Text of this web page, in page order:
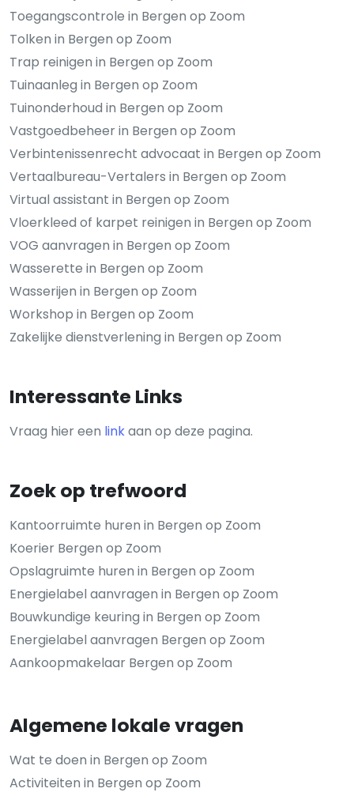
Toegangscontrole in Bergen op Zoom
Tolken in Bergen op Zoom
Trap reinigen in Bergen op Zoom
Tuinaanleg in Bergen op Zoom
Tuinonderhoud in Bergen op Zoom
Vastgoedbeheer in Bergen op Zoom
Verbintenissenrecht advocaat in Bergen op Zoom
Vertaalbureau-Vertalers in Bergen op Zoom
Virtual assistant in Bergen op Zoom
Vloerkleed of karpet reinigen in Bergen op Zoom
VOG aanvragen in Bergen op Zoom
Wasserette in Bergen op Zoom
Wasserijen in Bergen op Zoom
Workshop in Bergen op Zoom
Zakelijke dienstverlening in Bergen op Zoom
Interessante Links
Vraag hier een linkaan op deze pagina.
Zoek op trefwoord
Kantoorruimte huren in Bergen op Zoom
Koerier Bergen op Zoom
Opslagruimte huren in Bergen op Zoom
Energielabel aanvragen in Bergen op Zoom
Bouwkundige keuring in Bergen op Zoom
Energielabel aanvragen Bergen op Zoom
Aankoopmakelaar Bergen op Zoom
Algemene lokale vragen
Wat te doen in Bergen op Zoom
Activiteiten in Bergen op Zoom